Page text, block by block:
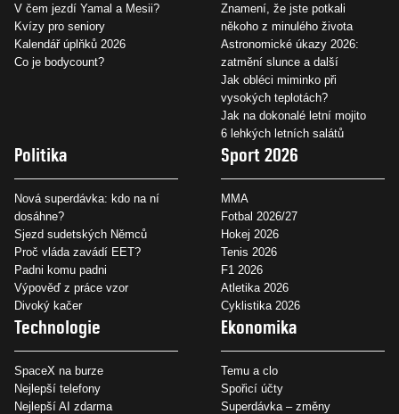
V čem jezdí Yamal a Mesii?
Kvízy pro seniory
Kalendář úplňků 2026
Co je bodycount?
Znamení, že jste potkali
někoho z minulého života
Astronomické úkazy 2026:
zatmění slunce a další
Jak obléci miminko při
vysokých teplotách?
Jak na dokonalé letní mojito
6 lehkých letních salátů
Politika
Nová superdávka: kdo na ní
dosáhne?
Sjezd sudetských Němců
Proč vláda zavádí EET?
Padni komu padni
Výpověď z práce vzor
Divoký kačer
Sport 2026
MMA
Fotbal 2026/27
Hokej 2026
Tenis 2026
F1 2026
Atletika 2026
Cyklistika 2026
Technologie
SpaceX na burze
Nejlepší telefony
Nejlepší AI zdarma
Ekonomika
Temu a clo
Spořicí účty
Superdávka – změny